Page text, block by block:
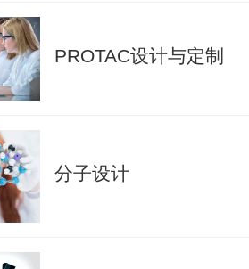
PROTAC设计与定制
分子设计